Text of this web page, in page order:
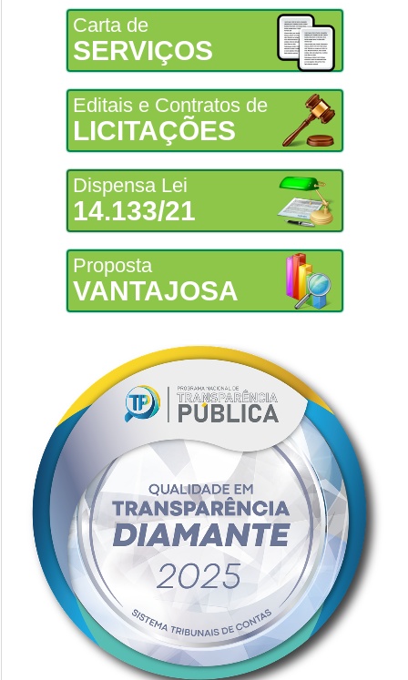
Carta de
SERVIÇOS
Editais e Contratos de
LICITAÇÕES
Dispensa Lei
14.133/21
Proposta
VANTAJOSA